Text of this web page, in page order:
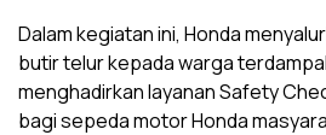
Dalam kegiatan ini, Honda
butir telur kepada warga
menghadirkan layanan Safety
bagi sepeda motor Honda